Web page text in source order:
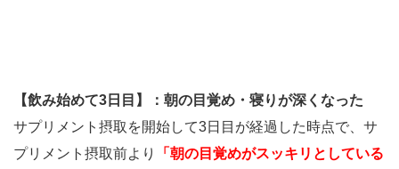
【飲み始めて3日目】： 朝の目覚め・寝りが深くなった
サプリメント摂取を開始して3日目が経過した時点で、サ
プリメント摂取前より
「朝の目覚めがスッキリとしている